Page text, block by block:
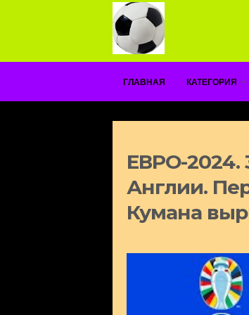
ГЛАВНАЯ КАТЕГОРИЯ
ЕВРО-2024.
Англии.
Кумана